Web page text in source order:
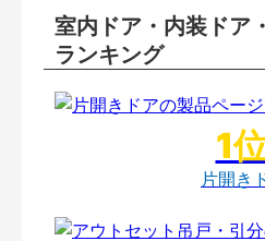
室内ドア・内装ドア
ランキング
片開き